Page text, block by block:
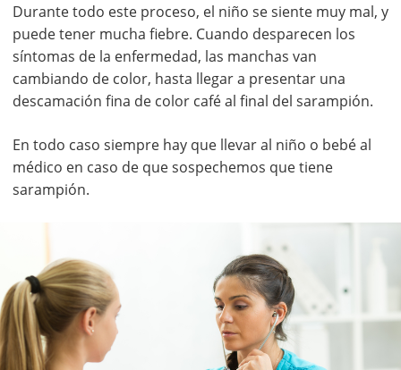
Durante todo este proceso, el niño se siente muy mal, y
puede tener mucha fiebre. Cuando desparecen los
síntomas de la enfermedad, las manchas van
cambiando de color, hasta llegar a presentar una
descamación fina de color café al final del sarampión.
En todo caso siempre hay que llevar al niño o bebé al
médico en caso de que sospechemos que tiene
sarampión.